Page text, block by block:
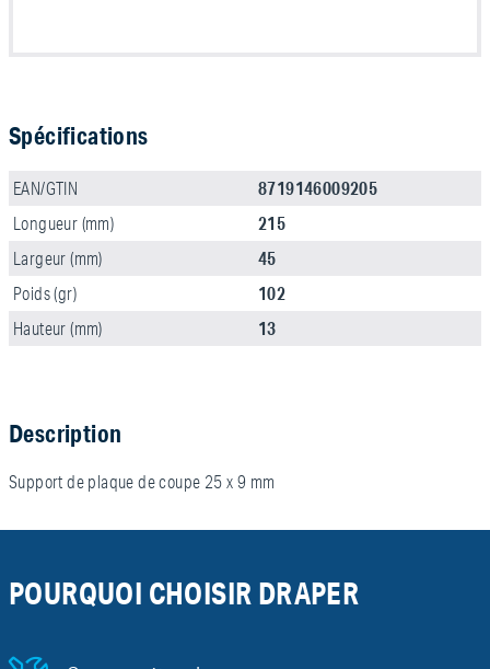
Spécifications
EAN/GTIN 8719146009205
Longueur (mm) 215
Largeur (mm) 45
Poids (gr) 102
Hauteur (mm) 13
Description
Support de plaque de coupe 25 x 9 mm
POURQUOI CHOISIR DRAPER